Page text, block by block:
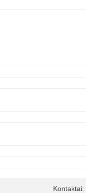
Kontaktai: